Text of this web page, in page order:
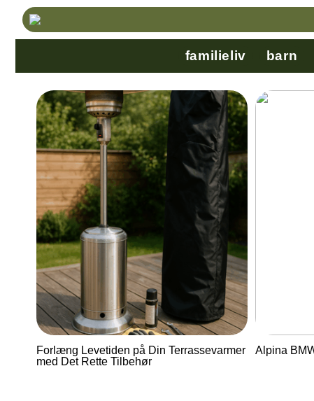
familieliv barn
Forlæng Levetiden på Din Terrassevarmer
med Det Rette Tilbehør
Alpina